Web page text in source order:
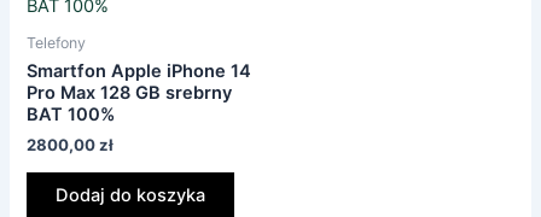
Telefony
Smartfon Apple iPhone 14
Pro Max 128 GB srebrny
BAT 100%
2800,00zł
Dodaj do koszyka